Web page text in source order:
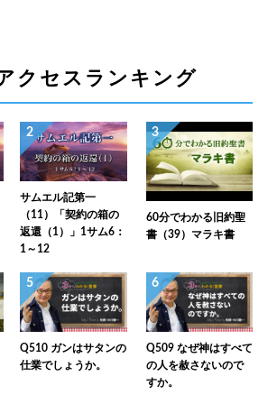
クセスランキング
2
サムエル記第一
（11）「契約の箱の
返還（1）」1サム6：
1～12
3
60分でわかる旧約聖
書（39）マラキ書
5
Q510 ガンはサタンの
仕業でしょうか。
6
Q509 なぜ神はすべて
の人を赦さないので
すか。